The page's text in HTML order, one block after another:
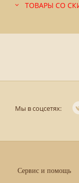
ТОВАРЫ СО
Мы в соцсетях:
Сервис и помощь